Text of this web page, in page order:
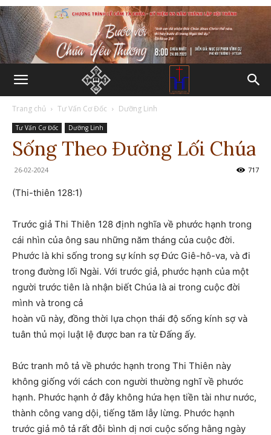
Trang chủ Tư Vấn Cơ Đốc Dưỡng Linh
Tư Vấn Cơ Đốc Dưỡng Linh
Sống Theo Đường Lối Chúa
26-02-2024 717
(Thi-thiên 128:1)
Trước giả Thi Thiên 128 định nghĩa về phước hạnh trong
cái nhìn của ông sau những năm tháng của cuộc đời.
Phước là khi sống trong sự kính sợ Đức Giê-hô-va, và đi
trong đường lối Ngài. Với trước giả, phước hạnh của một
người trước tiên là nhận biết Chúa là ai trong cuộc đời
mình và trong cả
hoàn vũ này, đồng thời lựa chọn thái độ sống kính sợ và
tuân thủ mọi luật lệ được ban ra từ Đấng ấy.
Bức tranh mô tả về phước hạnh trong Thi Thiên này
không giống với cách con người thường nghĩ về phước
hạnh. Phước hạnh ở đây không hứa hẹn tiền tài như nước,
thành công vang dội, tiếng tăm lẫy lừng. Phước hạnh
trước giả mô tả rất đỗi bình dị nơi cuộc sống hằng ngày